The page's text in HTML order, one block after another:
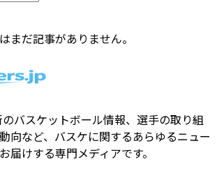
まだ記事がありません。
バスケットボール情報、選手の取り組
向など、バスケに関するあらゆるニュー
届けする専門メディアです。